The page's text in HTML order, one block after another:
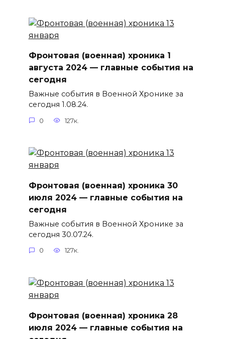
Фронтовая (военная) хроника 1
августа 2024 — главные события на
сегодня
Важные события в Военной Хронике за
сегодня 1.08.24.
0 127к.
Фронтовая (военная) хроника 30
июля 2024 — главные события на
сегодня
Важные события в Военной Хронике за
сегодня 30.07.24.
0 127к.
Фронтовая (военная) хроника 28
июля 2024 — главные события на